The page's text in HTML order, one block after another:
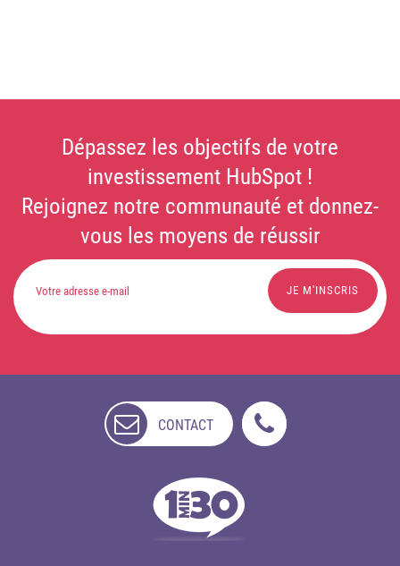
Dépassez les objectifs de votre
investissement HubSpot !
Rejoignez notre communauté et donnez-
vous les moyens de réussir
CONTACT
DISPONIBLE